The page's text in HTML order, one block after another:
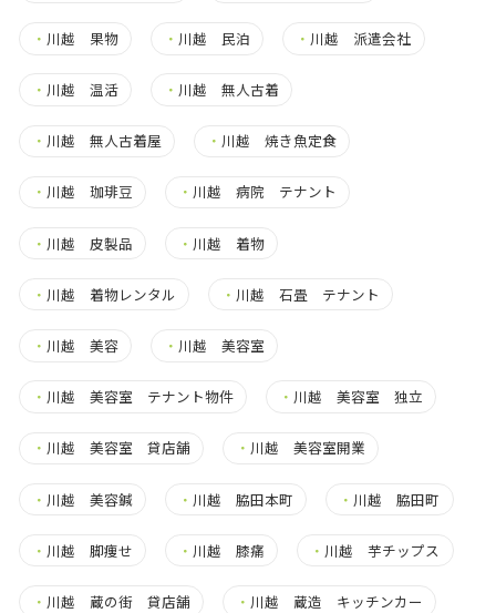
・ 川越 果物 ・ 川越 民泊 ・ 川越 派遣会社
・ 川越 温活 ・ 川越 無人古着
・ 川越 無人古着屋 ・ 川越 焼き魚定食
・ 川越 珈琲豆 ・ 川越 病院 テナント
・ 川越 皮製品 ・ 川越 着物
・ 川越 着物レンタル ・ 川越 石畳 テナント
・ 川越 美容 ・ 川越 美容室
・ 川越 美容室 テナント物件 ・ 川越 美容室 独立
・ 川越 美容室 貸店舗 ・ 川越 美容室開業
・ 川越 美容鍼 ・ 川越 脇田本町 ・ 川越 脇田町
・ 川越 脚痩せ ・ 川越 膝痛 ・ 川越 芋チップス
・ 川越 蔵の街 貸店舗 ・ 川越 蔵造 キッチンカー